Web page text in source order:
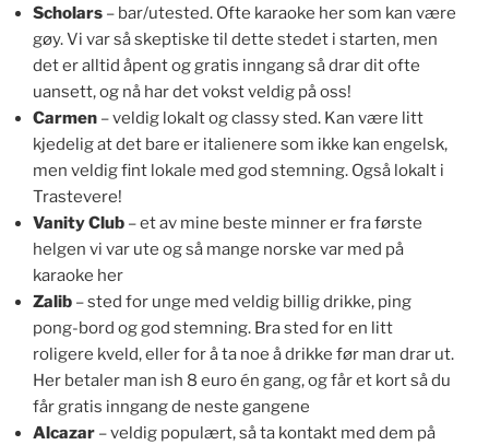
Scholars – bar/utested. Ofte karaoke her som kan være
gøy. Vi var så skeptiske til dette stedet i starten, men
det er alltid åpent og gratis inngang så drar dit ofte
uansett, og nå har det vokst veldig på oss!
Carmen – veldig lokalt og classy sted. Kan være litt
kjedelig at det bare er italienere som ikke kan engelsk,
men veldig fint lokale med god stemning. Også lokalt i
Trastevere!
Vanity Club – et av mine beste minner er fra første
helgen vi var ute og så mange norske var med på
karaoke her
Zalib – sted for unge med veldig billig drikke, ping
pong-bord og god stemning. Bra sted for en litt
roligere kveld, eller for å ta noe å drikke før man drar ut.
Her betaler man ish 8 euro én gang, og får et kort så du
får gratis inngang de neste gangene
Alcazar – veldig populært, så ta kontakt med dem på